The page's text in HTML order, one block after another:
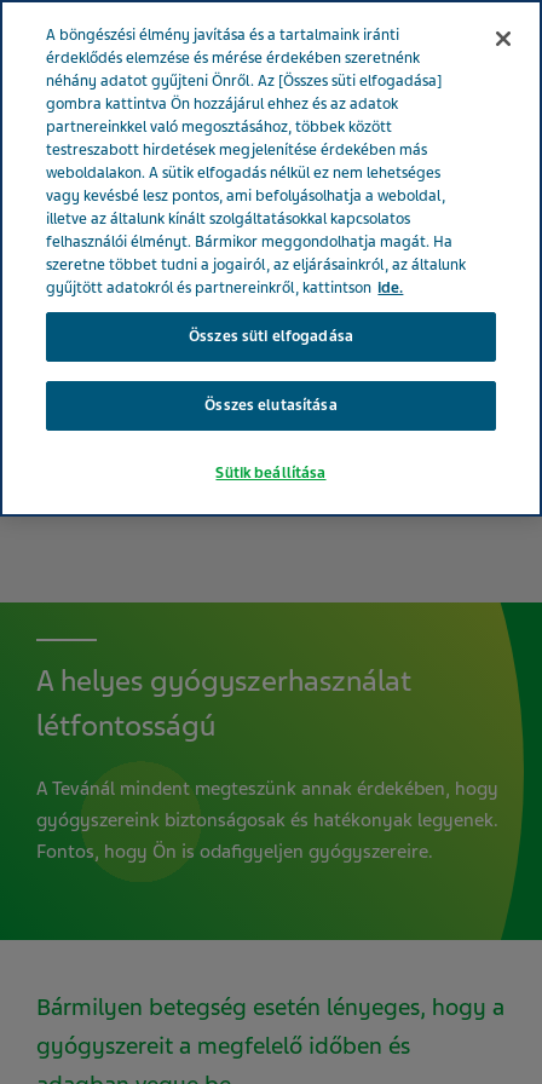
A helyes gyógyszerhasználat
létfontosságú
A Tevánál mindent megteszünk annak érdekében, hogy
gyógyszereink biztonságosak és hatékonyak legyenek.
Fontos, hogy Ön is odafigyeljen gyógyszereire.
Bármilyen betegség esetén lényeges, hogy a
gyógyszereit a megfelelő időben és
A böngészési élmény javítása és a tartalmaink iránti
érdeklődés elemzése és mérése érdekében szeretnénk
néhány adatot gyűjteni Önről. Az [Összes süti elfogadása]
gombra kattintva Ön hozzájárul ehhez és az adatok
partnereinkkel való megosztásához, többek között
testreszabott hirdetések megjelenítése érdekében más
weboldalakon. A sütik elfogadás nélkül ez nem lehetséges
vagy kevésbé lesz pontos, ami befolyásolhatja a weboldal,
illetve az általunk kínált szolgáltatásokkal kapcsolatos
felhasználói élményt. Bármikor meggondolhatja magát. Ha
szeretne többet tudni a jogairól, az eljárásainkról, az általunk
gyűjtött adatokról és partnereinkről, kattintson ide.
Összes süti elfogadása
Összes elutasítása
Sütik beállítása